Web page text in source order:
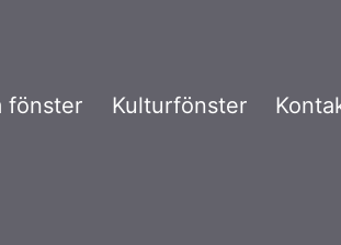
fönster Kulturfönster